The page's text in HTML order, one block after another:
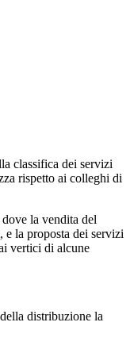
classifica dei servizi
rispetto ai colleghi di
la vendita del
e la proposta dei servizi
vertici di alcune
distribuzione la